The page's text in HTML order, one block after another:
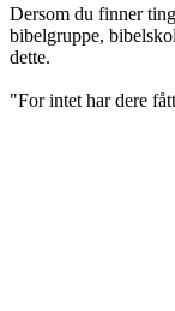
Dersom du finner
bibelgruppe,
dette.
"For intet har dere